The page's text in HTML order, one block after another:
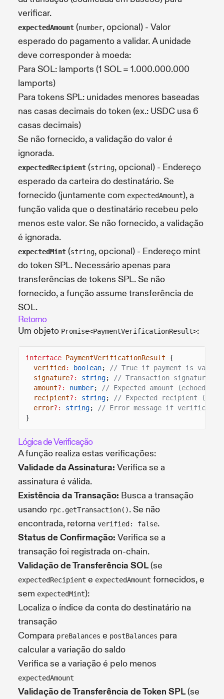
verificar.
expectedAmount (number, opcional) - Valor
esperado do pagamento a validar. A unidade
deve corresponder à moeda:
Para SOL: lamports (1 SOL = 1.000.000.000
lamports)
Para tokens SPL: unidades menores baseadas
nas casas decimais do token (ex.: USDC usa 6
casas decimais)
Se não fornecido, a validação do valor é
ignorada.
expectedRecipient (string, opcional) - Endereço
esperado da carteira do destinatário. Se
fornecido (juntamente com expectedAmount), a
função valida que o destinatário recebeu pelo
menos este valor. Se não fornecido, a validação
é ignorada.
expectedMint (string, opcional) - Endereço mint
do token SPL. Necessário apenas para
transferências de tokens SPL. Se não
fornecido, a função assume transferência de
SOL.
Retorno
Um objeto Promise<PaymentVerificationResult>:
interface PaymentVerificationResult
{
verified : boolean;
// True if payment is valid
signature?: string;
// Transaction signature
amount?: number;
// Expected amount (echoed
recipient?: string;
// Expected recipient
error?: string;
// Error message if
}
Lógica de Verificação
A função realiza estas verificações:
Validade da Assinatura: Verifica se a
assinatura é válida.
Existência da Transação: Busca a transação
usando rpc.getTransaction(). Se não
encontrada, retorna verified: false.
Status de Confirmação: Verifica se a
transação foi registrada on-chain.
Validação de Transferência SOL(se
expectedRecipient e expectedAmount fornecidos, e
sem expectedMint):
Localiza o índice da conta do destinatário na
transação
Compara preBalances e postBalances para
calcular a variação do saldo
Verifica se a variação é pelo menos
expectedAmount
Validação de Transferência de Token SPL(se